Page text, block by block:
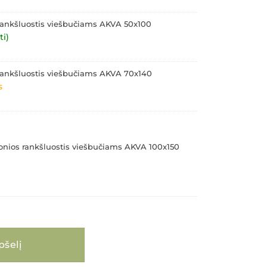
viešbučiams AKVA 50x100
viešbučiams AKVA 70x140
rankšluostis viešbučiams AKVA 100x150